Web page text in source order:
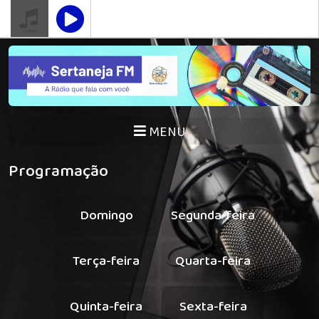
MENU
Programação
Domingo Segunda-feira
Terça-feira Quarta-feira
Quinta-feira Sexta-feira